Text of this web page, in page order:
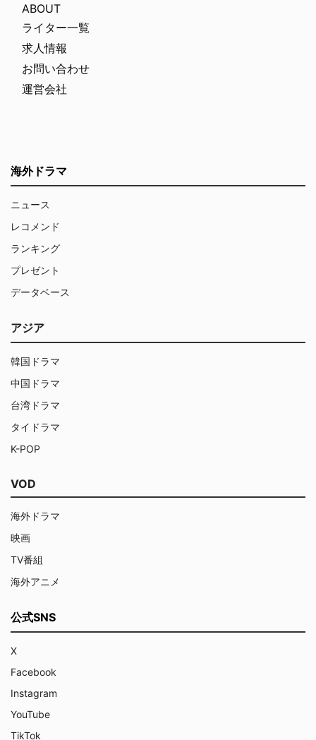
ABOUT
ライター一覧
求人情報
お問い合わせ
運営会社
海外ドラマ
ニュース
レコメンド
ランキング
プレゼント
データベース
アジア
韓国ドラマ
中国ドラマ
台湾ドラマ
タイドラマ
K-POP
VOD
海外ドラマ
映画
TV番組
海外アニメ
公式SNS
X
Facebook
Instagram
YouTube
TikTok